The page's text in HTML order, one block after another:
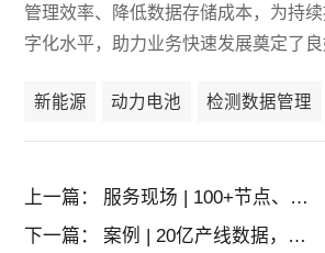
管理效率、降低数据存储成本，为持
字化水平，助力业务快速发展奠定了良
新能源 动力电池 检测数据管理
上一篇：
服务现场 | 100+节点、60PB+！杉岩数据高效支撑某头部半导体封测企业存储集群版本升级
下一篇：
案例 | 20亿产线数据，1秒检索指定文件！手机代工大王龙旗科技是如何做到的？